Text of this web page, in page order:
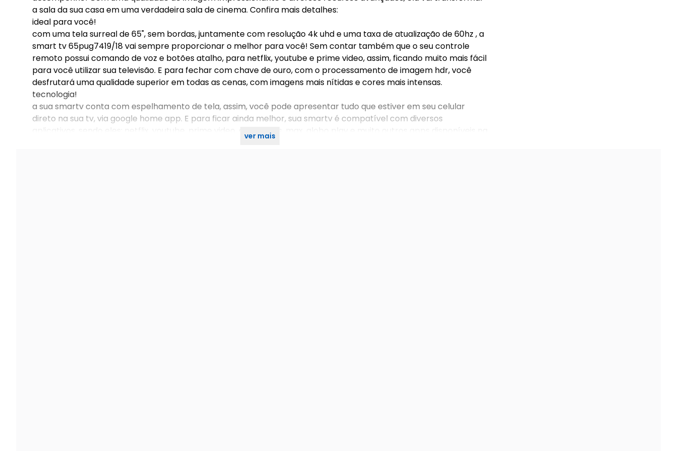
a sala da sua casa em uma verdadeira sala de cinema. Confira mais detalhes:
ideal para você!
com uma tela surreal de 65", sem bordas, juntamente com resolução 4k uhd e uma taxa de atualização de 60hz , a
smart tv 65pug7419/18 vai sempre proporcionar o melhor para você! Sem contar também que o seu controle
remoto possui comando de voz e botões atalho, para netflix, youtube e prime video, assim, ficando muito mais fácil
para você utilizar sua televisão. E para fechar com chave de ouro, com o processamento de imagem hdr, você
desfrutará uma qualidade superior em todas as cenas, com imagens mais nítidas e cores mais intensas.
tecnologia!
a sua smartv conta com espelhamento de tela, assim, você pode apresentar tudo que estiver em seu celular
direto na sua tv, via google home app. E para ficar ainda melhor, sua smartv é compatível com diversos
aplicativos, sendo eles: netflix, youtube, prime video, disney plus, max, globo play e muito outros apps disponíveis na
ver mais